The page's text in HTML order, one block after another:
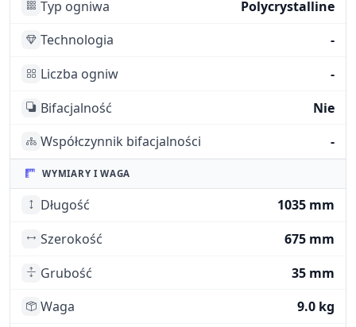
Typ ogniwa
Polycrystalline
Technologia
-
Liczba ogniw
-
Bifacjalność
Nie
Współczynnik bifacjalności
-
WYMIARY I WAGA
Długość
1035 mm
Szerokość
675 mm
Grubość
35 mm
Waga
9.0 kg